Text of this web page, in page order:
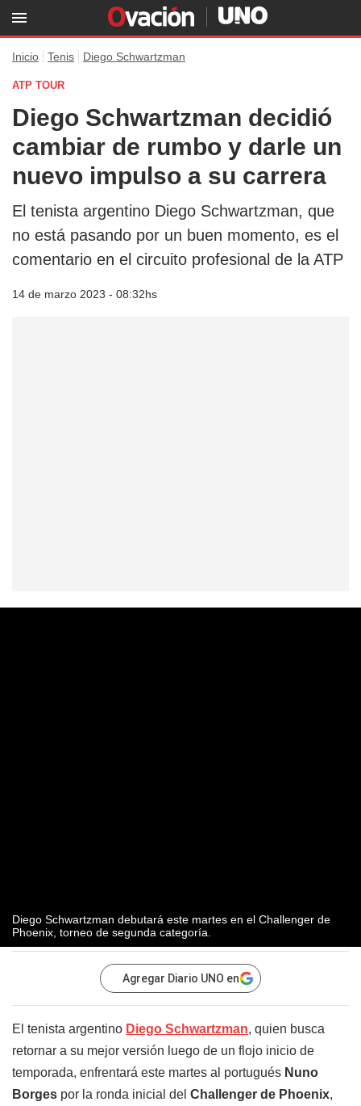
Inicio Tenis Diego Schwartzman
ATP TOUR
Diego Schwartzman decidió
cambiar de rumbo y darle un
nuevo impulso a su carrera
El tenista argentino Diego Schwartzman, que
no está pasando por un buen momento, es el
comentario en el circuito profesional de la ATP
14 de marzo 2023 - 08:32hs
Diego Schwartzman debutará este martes en el Challenger de
Phoenix, torneo de segunda categoría.
Agregar Diario UNO en
El tenista argentino Diego Schwartzman, quien busca
retornar a su mejor versión luego de un flojo inicio de
temporada, enfrentará este martes al portugués Nuno
Borges por la ronda inicial del Challenger de Phoenix,